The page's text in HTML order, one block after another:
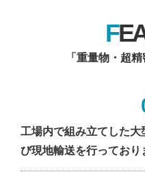
グループ会社一覧を
「重量物・超
工場内で組み立てした
び現地輸送を行っており